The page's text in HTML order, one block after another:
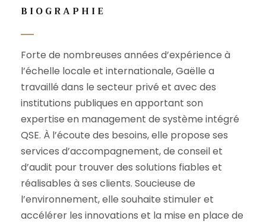
BIOGRAPHIE
Forte de nombreuses années d’expérience à
l’échelle locale et internationale, Gaëlle a
travaillé dans le secteur privé et avec des
institutions publiques en apportant son
expertise en management de système intégré
QSE. À l’écoute des besoins, elle propose ses
services d’accompagnement, de conseil et
d’audit pour trouver des solutions fiables et
réalisables à ses clients. Soucieuse de
l’environnement, elle souhaite stimuler et
accélérer les innovations et la mise en place de